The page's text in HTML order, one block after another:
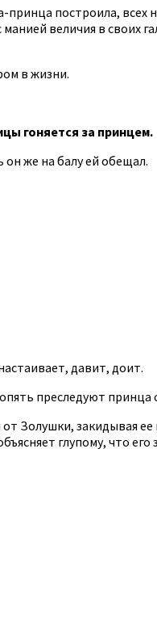
построила, всех
величия в
в жизни.
гоняется за принцем.
он же на балу ей обещал.
давит, доит.
преследуют принца
Золушки, закидывая
глупому, что